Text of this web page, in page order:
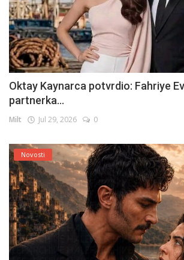
Oktay Kaynarca potvrdio: Fahriye
partnerka...
Milt Jul 29, 2026 0
Novosti